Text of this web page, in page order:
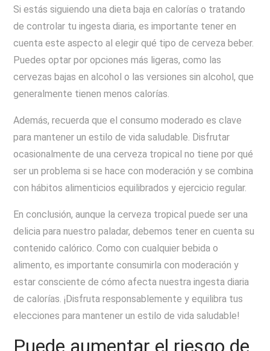
Si estás siguiendo una dieta baja en calorías o tratando
de controlar tu ingesta diaria, es importante tener en
cuenta este aspecto al elegir qué tipo de cerveza beber.
Puedes optar por opciones más ligeras, como las
cervezas bajas en alcohol o las versiones sin alcohol, que
generalmente tienen menos calorías.
Además, recuerda que el consumo moderado es clave
para mantener un estilo de vida saludable. Disfrutar
ocasionalmente de una cerveza tropical no tiene por qué
ser un problema si se hace con moderación y se combina
con hábitos alimenticios equilibrados y ejercicio regular.
En conclusión, aunque la cerveza tropical puede ser una
delicia para nuestro paladar, debemos tener en cuenta su
contenido calórico. Como con cualquier bebida o
alimento, es importante consumirla con moderación y
estar consciente de cómo afecta nuestra ingesta diaria
de calorías. ¡Disfruta responsablemente y equilibra tus
elecciones para mantener un estilo de vida saludable!
Puede aumentar el riesgo de